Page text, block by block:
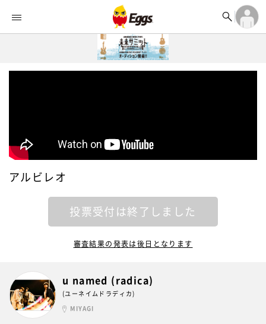


ランキング 
記事 

ログイン
アカウント登録
アルビレオ
投票受付は終了しました
審査結果の発表は後日となります
u named (radica)
(ユーネイムドラディカ)
MIYAGI